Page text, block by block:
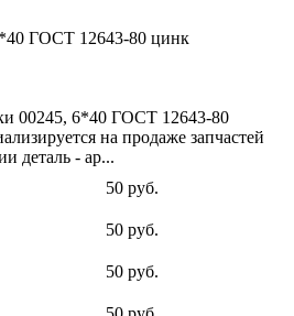
00245, 6*40 ГОСТ 12643-80
на продаже запчастей
деталь - ар...
50 руб.
50 руб.
50 руб.